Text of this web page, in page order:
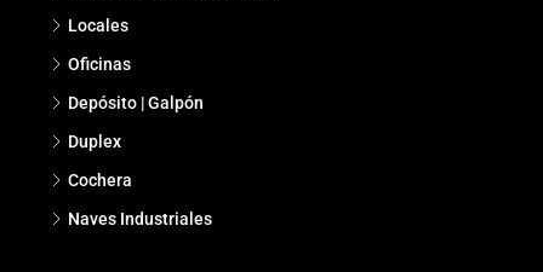
Locales
Oficinas
Depósito | Galpón
Duplex
Cochera
Naves Industriales